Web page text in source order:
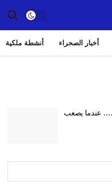
أخبار الصحراء أنشطة ملكية
عندما يصعب